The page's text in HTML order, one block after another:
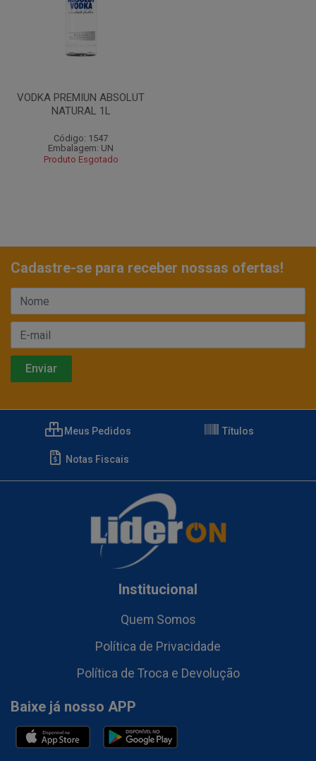
VODKA PREMIUN ABSOLUT
NATURAL 1L
Código: 1547
Embalagem: UN
Produto Esgotado
Cadastre-se para receber nossas ofertas!
Meus Pedidos Títulos
Notas Fiscais
Institucional
Quem Somos
Política de Privacidade
Política de Troca e Devolução
Baixe já nosso APP